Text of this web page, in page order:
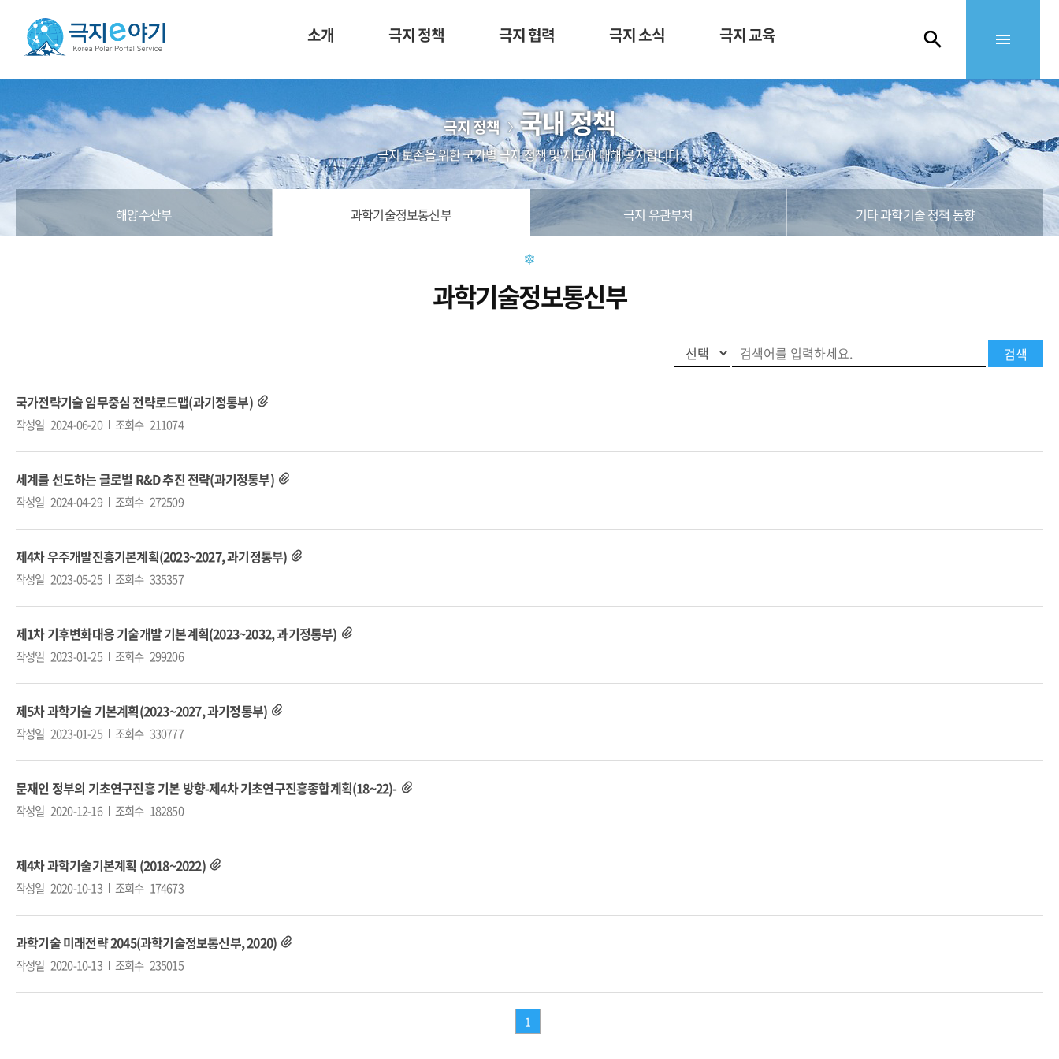
소개 극지 정책 극지 협력 극지 소식 극지 교육
극지 정책 국내 정책
극지 보존을 위한 국가별 극지 정책 및 제도에 대해 공지합니다.
해양수산부 과학기술정보통신부 극지 유관부처 기타 과학기술 정책 동향
과학기술정보통신부
국가전략기술 임무중심 전략로드맵(과기정통부)
작성일 2024-06-20 조회수 211074
세계를 선도하는 글로벌 R&D 추진 전략(과기정통부)
작성일 2024-04-29 조회수 272509
제4차 우주개발진흥기본계획(2023~2027, 과기정통부)
작성일 2023-05-25 조회수 335357
제1차 기후변화대응 기술개발 기본계획(2023~2032, 과기정통부)
작성일 2023-01-25 조회수 299206
제5차 과학기술 기본계획(2023~2027, 과기정통부)
작성일 2023-01-25 조회수 330777
문재인 정부의 기초연구진흥 기본 방향-제4차 기초연구진흥종합계획(18~22)-
작성일 2020-12-16 조회수 182850
제4차 과학기술기본계획 (2018~2022)
작성일 2020-10-13 조회수 174673
과학기술 미래전략 2045(과학기술정보통신부, 2020)
작성일 2020-10-13 조회수 235015
1